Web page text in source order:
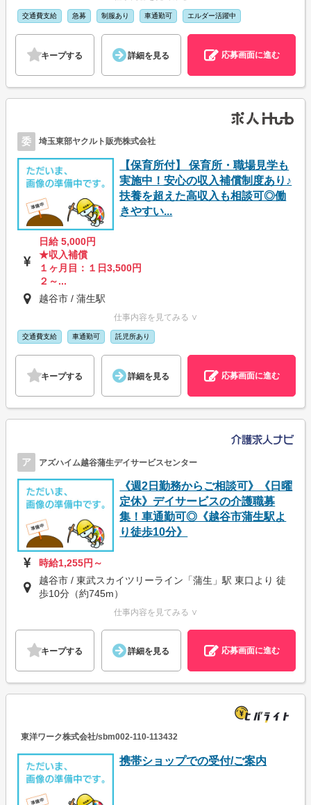
交通費支給 急募 制服あり 車通勤可 エルダー活躍中
キープする 詳細を見る 応募画面に進む
委 埼玉東部ヤクルト販売株式会社
【保育所付】 保育所・職場見学も
実施中！安心の収入補償制度あり♪
扶養を超えた高収入も相談可◎働
きやすい...
日給 5,000円
★収入補償
１ヶ月目：１日3,500円
２～...
越谷市 / 蒲生駅
仕事内容を見てみる ∨
交通費支給 車通勤可 託児所あり
キープする 詳細を見る 応募画面に進む
ア アズハイム越谷蒲生デイサービスセンター
《週2日勤務からご相談可》《日曜
定休》デイサービスの介護職募
集！車通勤可◎《越谷市蒲生駅よ
り徒歩10分》
時給1,255円～
越谷市 / 東武スカイツリーライン「蒲生」駅 東口より 徒
歩10分（約745m）
仕事内容を見てみる ∨
キープする 詳細を見る 応募画面に進む
東洋ワーク株式会社/sbm002-110-113432
携帯ショップでの受付/ご案内